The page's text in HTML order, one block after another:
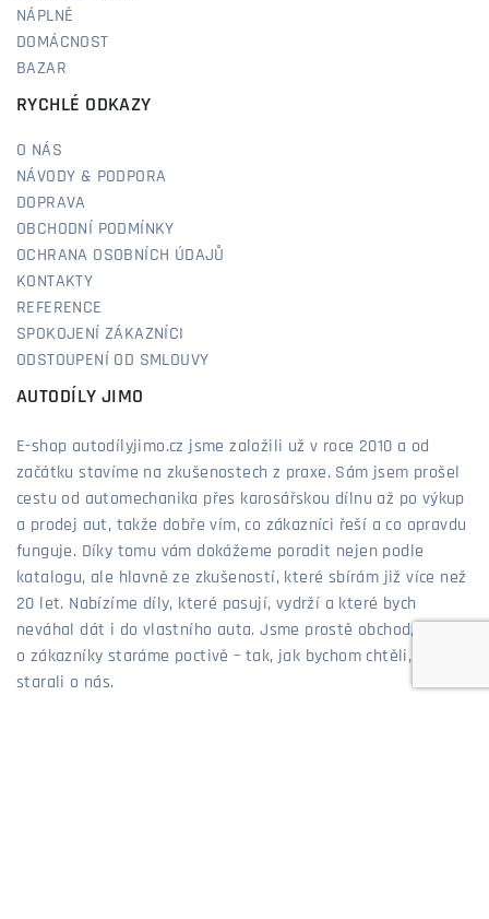
NÁPLNĚ
DOMÁCNOST
BAZAR
RYCHLÉ ODKAZY
O NÁS
NÁVODY & PODPORA
DOPRAVA
OBCHODNÍ PODMÍNKY
OCHRANA OSOBNÍCH ÚDAJŮ
KONTAKTY
REFERENCE
SPOKOJENÍ ZÁKAZNÍCI
ODSTOUPENÍ OD SMLOUVY
AUTODÍLY JIMO
E-shop autodílyjimo.cz jsme založili už v roce 2010 a od
začátku stavíme na zkušenostech z praxe. Sám jsem prošel
cestu od automechanika přes karosářskou dílnu až po výkup
a prodej aut, takže dobře vím, co zákazníci řeší a co opravdu
funguje. Díky tomu vám dokážeme poradit nejen podle
katalogu, ale hlavně ze zkušeností, které sbírám již více než
20 let. Nabízíme díly, které pasují, vydrží a které bych
neváhal dát i do vlastního auta. Jsme prostě obchod, kde se
o zákazníky staráme poctivě – tak, jak bychom chtěli, aby se
starali o nás.